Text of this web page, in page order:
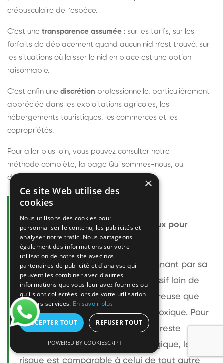
crépusculaire de l'espèce.
C'est une transparence assumée : sur les tarifs, sur les
forfaits de déplacement quand aucun nid n'est trouvé, sur
les situations où laisser le nid en place est une option
raisonnable.
C'est enfin une discrétion professionnelle, particulièrement
appréciée dans les exploitations agricoles, les
hébergements touristiques, les commerces et les
copropriétés.
Pour aller plus loin, vous pouvez consulter notre
méthode complète, la page Qui sommes-nous, ou
découvrir
Questions fréquentes
Le frelon européen est-il dangereux pour
l'homme ?
Le frelon européen est impressionnant par sa
taille mais relativement peu agressif loin de
son nid. Sa piqûre est plus douloureuse que
celle d'une guêpe sans être plus toxique. Pour
une personne non allergique, elle reste
bénigne. Pour une personne allergique, le
risque est comparable à celui de tout autre
×
Ce site Web utilise des
cookies
Nous utilisons des cookies pour
personnaliser le contenu, les publicités et
analyser notre trafic. Nous partageons
également des informations sur votre
utilisation de notre site avec nos
partenaires de publicité et d'analyse qui
peuvent les combiner avec d'autres
informations que vous leur avez fournies ou
qu'ils ont collectées lors de votre utilisation
de leurs services. En savoir plus
ACCEPTER TOUT REFUSER TOUT
POWERED BY COOKIESCRIPT